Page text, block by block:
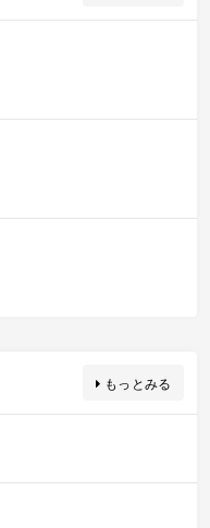
もっとみる